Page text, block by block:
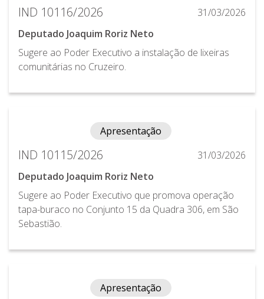
IND 10116/2026
31/03/2026
Deputado Joaquim Roriz Neto
Sugere ao Poder Executivo a instalação de lixeiras
comunitárias no Cruzeiro.
Apresentação
IND 10115/2026
31/03/2026
Deputado Joaquim Roriz Neto
Sugere ao Poder Executivo que promova operação
tapa-buraco no Conjunto 15 da Quadra 306, em São
Sebastião.
Apresentação